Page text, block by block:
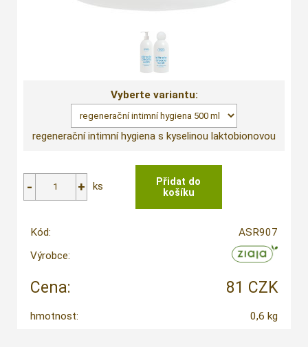
Vyberte variantu:
regenerační intimní hygiena s kyselinou laktobionovou
ks
Kód:
ASR907
Výrobce:
Cena: 81 CZK
hmotnost: 0,6 kg